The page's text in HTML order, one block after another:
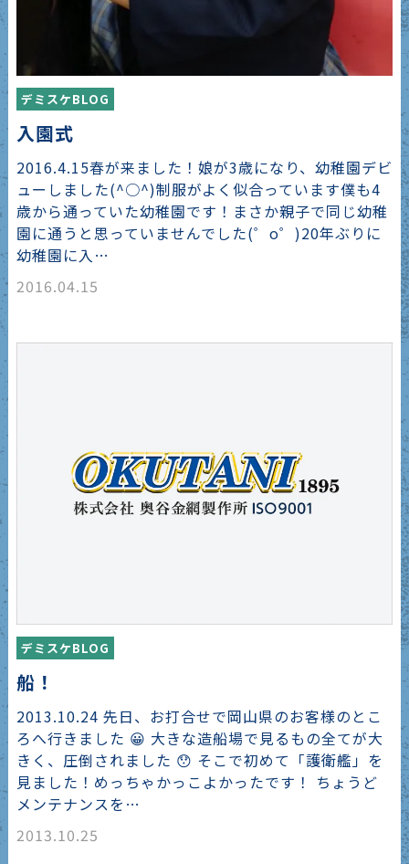
デミスケBLOG
入園式
2016.4.15春が来ました！娘が3歳になり、幼稚園デビ
ューしました(^○^)制服がよく似合っています僕も4
歳から通っていた幼稚園です！まさか親子で同じ幼稚
園に通うと思っていませんでした(゜o゜)20年ぶりに
幼稚園に入…
2016.04.15
デミスケBLOG
船！
2013.10.24 先日、お打合せで岡山県のお客様のとこ
ろへ行きました 😀 大きな造船場で見るもの全てが大
きく、圧倒されました 😯 そこで初めて「護衛艦」を
見ました！めっちゃかっこよかったです！ ちょうど
メンテナンスを…
2013.10.25